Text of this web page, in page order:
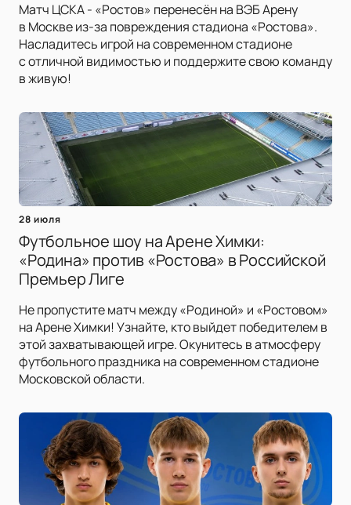
Матч ЦСКА - «Ростов» перенесён на ВЭБ Арену
в Москве из-за повреждения стадиона «Ростова».
Насладитесь игрой на современном стадионе
с отличной видимостью и поддержите свою команду
в живую!
28 июля
Футбольное шоу на Арене Химки:
«Родина» против «Ростова» в Российской
Премьер Лиге
Не пропустите матч между «Родиной» и «Ростовом»
на Арене Химки! Узнайте, кто выйдет победителем в
этой захватывающей игре. Окунитесь в атмосферу
футбольного праздника на современном стадионе
Московской области.